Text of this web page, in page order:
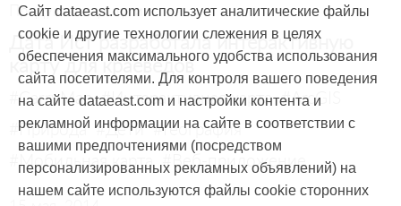
Продукты и услуги
Дата Ист разработала интерактивную
карту для краеведов
#CarryMap #Интерактивная карта #ArcGIS
#Природа #Дети #География
#Мобильная карта #Веб-приложение
Сайт dataeast.com использует аналитические файлы
cookie и другие технологии слежения в целях
обеспечения максимального удобства использования
сайта посетителями. Для контроля вашего поведения
на сайте dataeast.com и настройки контента и
рекламной информации на сайте в соответствии с
вашими предпочтениями (посредством
персонализированных рекламных объявлений) на
нашем сайте используются файлы cookie сторонних